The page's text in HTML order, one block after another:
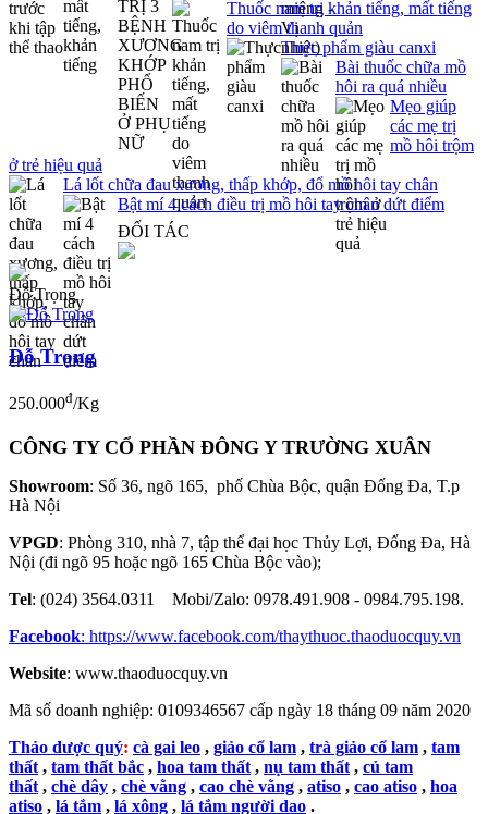
Thuốc nam trị khản tiếng, mất tiếng
do viêm thanh quản
Thực phẩm giàu canxi
Bài thuốc chữa mồ
hôi ra quá nhiều
Mẹo giúp
các mẹ trị
mồ hôi trộm
ở trẻ hiệu quả
Lá lốt chữa đau xương, thấp khớp, đổ mồ hôi tay chân
Bật mí 4 cách điều trị mồ hôi tay chân dứt điểm
ĐỐI TÁC
Đỗ Trọng
Đỗ Trọng
250.000đ/Kg
CÔNG TY CỔ PHẦN ĐÔNG Y TRƯỜNG XUÂN
Showroom: Số 36, ngõ 165, phố Chùa Bộc, quận Đống Đa, T.p
Hà Nội
VPGD: Phòng 310, nhà 7, tập thể đại học Thủy Lợi, Đống Đa, Hà
Nội (đi ngõ 95 hoặc ngõ 165 Chùa Bộc vào);
Tel: (024) 3564.0311 Mobi/Zalo: 0978.491.908 - 0984.795.198.
Facebook: https://www.facebook.com/thaythuoc.thaoduocquy.vn
Website: www.thaoduocquy.vn
Mã số doanh nghiệp: 0109346567 cấp ngày 18 tháng 09 năm 2020
Thảo dược quý: cà gai leo , giảo cổ lam , trà giảo cổ lam , tam
thất , tam thất bắc , hoa tam thất , nụ tam thất , củ tam
thất , chè dây , chè vằng , cao chè vằng , atiso , cao atiso , hoa
atiso , lá tắm , lá xông , lá tắm người dao .